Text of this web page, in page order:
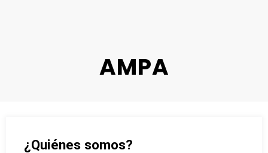
AMPA
¿Quiénes somos?